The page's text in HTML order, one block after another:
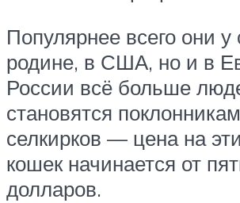
Популярнее всего они у
родине, в США, но и в
России всё больше
становятся
селкирков — цена на
кошек начинается от
долларов.